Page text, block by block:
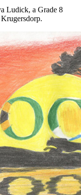
Ludick, a Grade 8